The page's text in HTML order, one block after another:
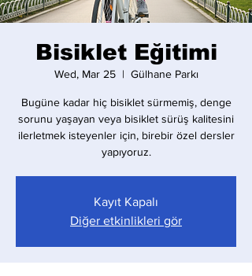
Bisiklet Eğitimi
Wed, Mar 25
  |
Gülhane Parkı
Bugüne kadar hiç bisiklet sürmemiş, denge
sorunu yaşayan veya bisiklet sürüş kalitesini
ilerletmek isteyenler için, birebir özel dersler
yapıyoruz.
Kayıt Kapalı
Diğer etkinlikleri gör